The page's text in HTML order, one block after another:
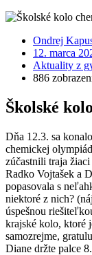
Ondrej
12. marca
Aktuality z
886
Školské
Dňa 12.3. sa
chemickej
zúčastnili traja
Radko Vojtašek a
popasovala s
niektoré z nich?
úspešnou
krajské kolo, ktoré
samozrejme,
Diane držte palce